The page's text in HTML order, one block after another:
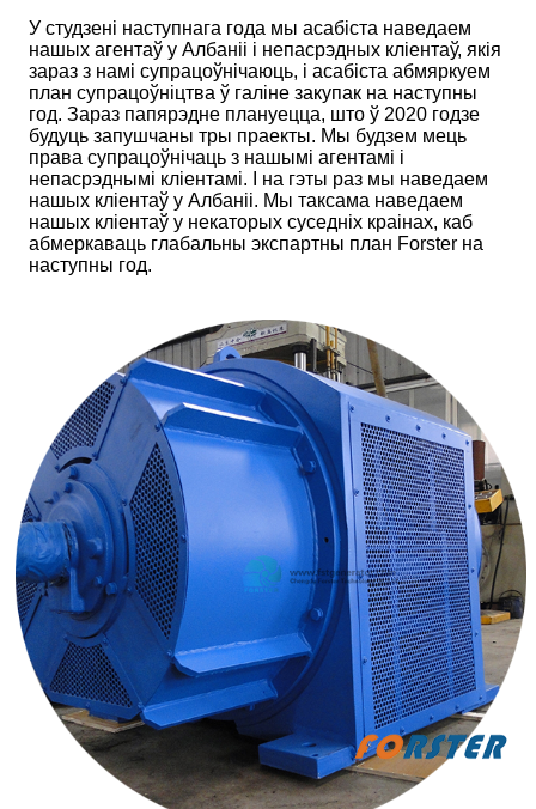
У студзені наступнага года мы асабіста наведаем
нашых агентаў у Албаніі і непасрэдных кліентаў, якія
зараз з намі супрацоўнічаюць, і асабіста абмяркуем
план супрацоўніцтва ў галіне закупак на наступны
год. Зараз папярэдне плануецца, што ў 2020 годзе
будуць запушчаны тры праекты. Мы будзем мець
права супрацоўнічаць з нашымі агентамі і
непасрэднымі кліентамі. І на гэты раз мы наведаем
нашых кліентаў у Албаніі. Мы таксама наведаем
нашых кліентаў у некаторых суседніх краінах, каб
абмеркаваць глабальны экспартны план Forster на
наступны год.